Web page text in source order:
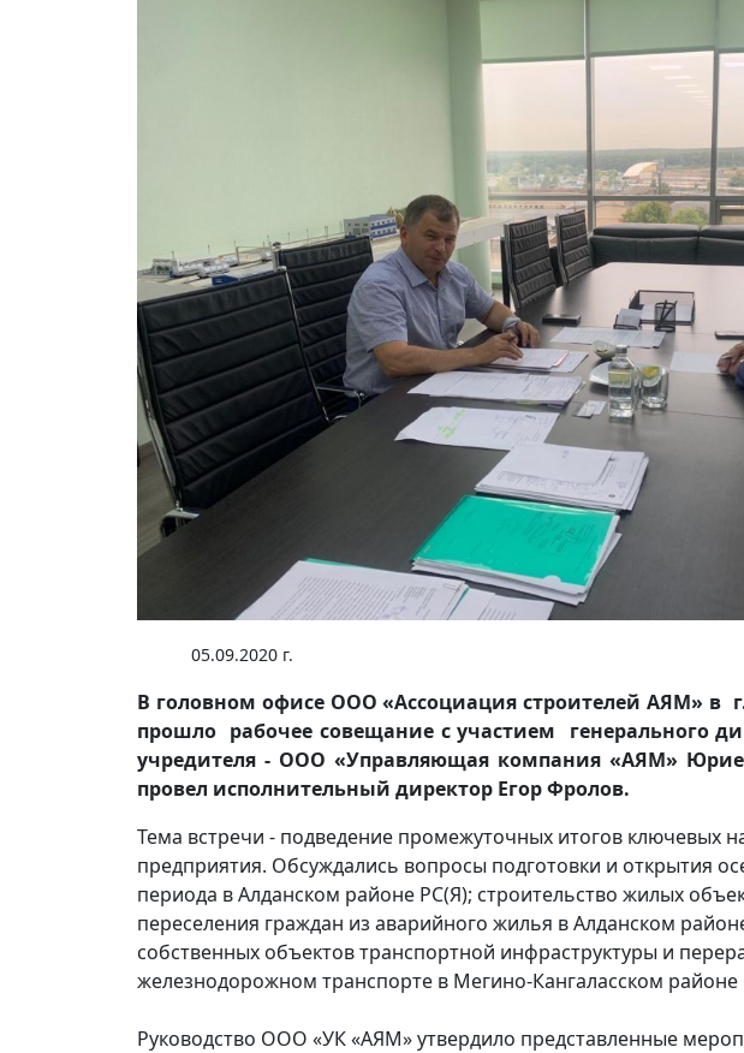
05.09.2020 г.
В головном офисе ООО «Ассоциация строителей АЯМ» в г.
прошло рабочее совещание с участием генерального
учредителя - ООО «Управляющая компания «АЯМ»
провел исполнительный директор Егор Фролов.
Тема встречи - подведение промежуточных итогов ключевых
предприятия. Обсуждались вопросы подготовки и открытия
периода в Алданском районе РС(Я); строительство жилых
переселения граждан из аварийного жилья в Алданском
собственных объектов транспортной инфраструктуры и
железнодорожном транспорте в Мегино-Кангаласском районе
Руководство ООО «УК «АЯМ» утвердило представленные